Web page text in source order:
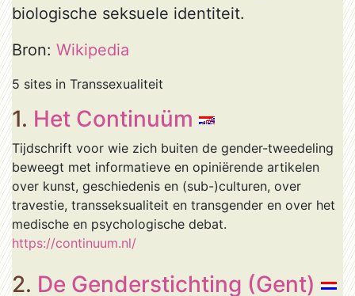
biologische seksuele identiteit.
Bron: Wikipedia
5 sites in Transsexualiteit
1. Het Continuüm
Tijdschrift voor wie zich buiten de gender-tweedeling
beweegt met informatieve en opiniërende artikelen
over kunst, geschiedenis en (sub-)culturen, over
travestie, transseksualiteit en transgender en over het
medische en psychologische debat.
https://continuum.nl/
2. De Genderstichting (Gent)